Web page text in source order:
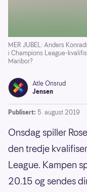
MER JUBEL: Anders
i Champions League-
Maribor?
Atle Onsrud
Jensen
Publisert: 5. august 2019
Onsdag spiller
den tredje
League. Kampen
20.15 og sendes